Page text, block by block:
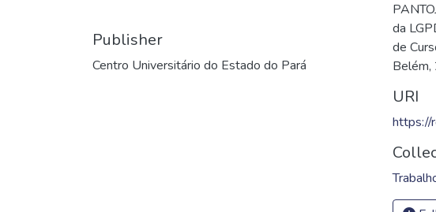
Publisher
Centro Universitário do Estado do Pará
da
de
URI
https://